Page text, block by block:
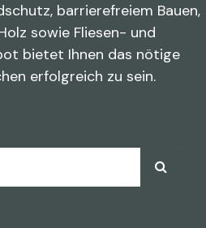
barrierefreiem Bauen,
sowie Fliesen- und
bietet Ihnen das nötige
erfolgreich zu sein.